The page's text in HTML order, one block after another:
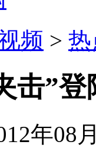
频 >
击”登
年08